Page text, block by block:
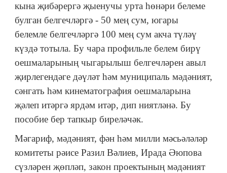
кына җибәрергә җыенучы урта һөнәри белеме
булган белгечләргә - 50 мең сум, югары
белемле белгечләргә 100 мең сум акча түләү
күздә тотыла. Бу чара профильле белем бирү
оешмаларының чыгарылыш белгечләрен авыл
җирлегендәге дәүләт һәм муниципаль мәдәният,
сәнгать һәм кинематография оешмаларына
җәлеп итәргә ярдәм итәр, дип ниятләнә. Бу
пособие бер тапкыр биреләчәк.
Мәгариф, мәдәният, фән һәм милли мәсьәләләр
комитеты рәисе Разил Вәлиев, Ирада Әюпова
сүзләрен җөпләп, закон проектының мәдәният